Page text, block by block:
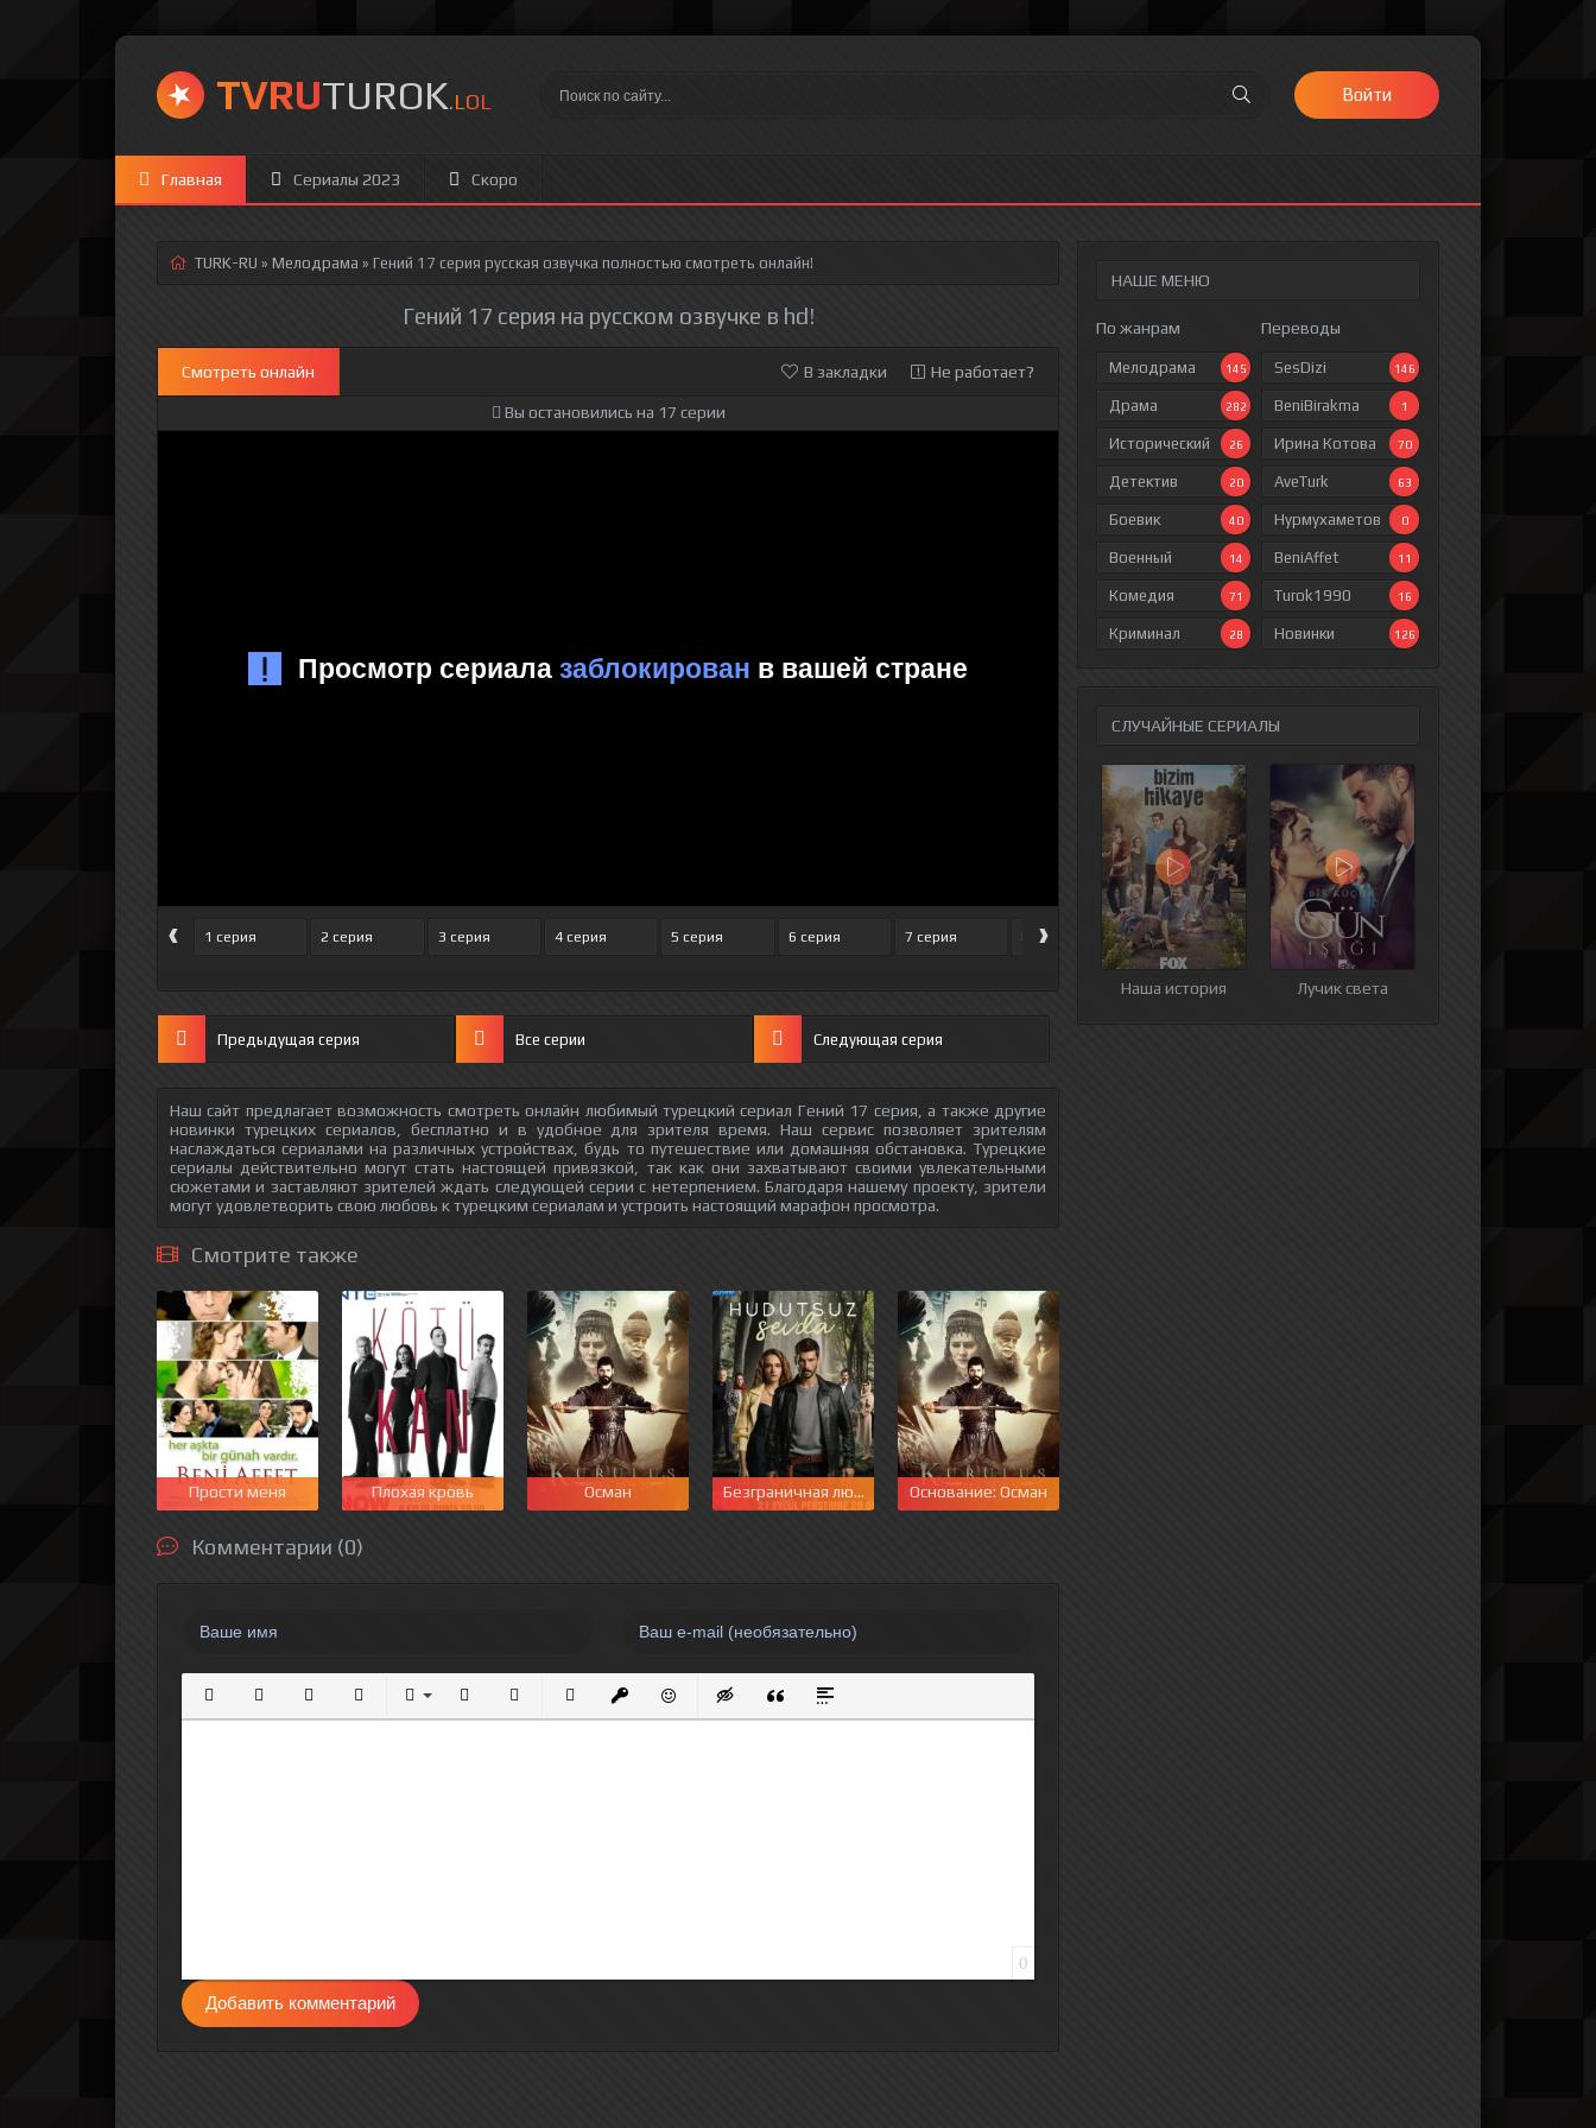
TVRUTUROK.LOL Войти
Главная Сериалы 2023 Скоро
НАШЕ МЕНЮ
По жанрам
Мелодрама 145
Драма 282
Исторический 26
Детектив 20
Боевик 40
Военный 14
Комедия 71
Криминал 28
Переводы
SesDizi 146
BeniBirakma 1
Ирина Котова 70
AveTurk 63
Нурмухаметов 0
BeniAffet 11
Turok1990 16
Новинки 126
СЛУЧАЙНЫЕ СЕРИАЛЫ
Наша история Лучик света
TURK-RU » Мелодрама » Гений 17 серия русская озвучка полностью смотреть онлайн!
Гений 17 серия на русском озвучке в hd!
Смотреть онлайн В закладки Не работает?
Вы остановились на 17 серии
‹ 1 серия 2 серия 3 серия 4 серия 5 серия 6 серия 7 серия 8 серия 9 серия 10 серия 11 серия
›
Предыдущая серия Все серии Следующая серия
Наш сайт предлагает возможность смотреть онлайн любимый турецкий сериал Гений 17 серия, а также другие
новинки турецких сериалов, бесплатно и в удобное для зрителя время. Наш сервис позволяет зрителям
наслаждаться сериалами на различных устройствах, будь то путешествие или домашняя обстановка. Турецкие
сериалы действительно могут стать настоящей привязкой, так как они захватывают своими увлекательными
сюжетами и заставляют зрителей ждать следующей серии с нетерпением. Благодаря нашему проекту, зрители
могут удовлетворить свою любовь к турецким сериалам и устроить настоящий марафон просмотра.
Смотрите также
Прости меня Плохая кровь Осман Безграничная любовь Основание: Осман
Комментарии (0)
Полужирный
КурсивПодчеркнутый
ЗачеркнутыйВыравнивание
Нумерованный список
Маркированный список
Вставить ссылку
Вставить защищенную ссылку
Вставить смайлик
Вставка скрытого текста
Вставка цитаты
Вставка спойлера
0
Добавить комментарий